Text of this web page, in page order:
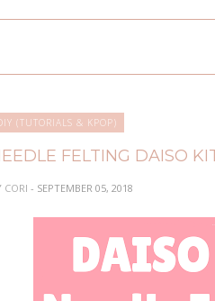
(TUTORIALS & KPOP)
FELTING DAISO
CORI - SEPTEMBER 05, 2018